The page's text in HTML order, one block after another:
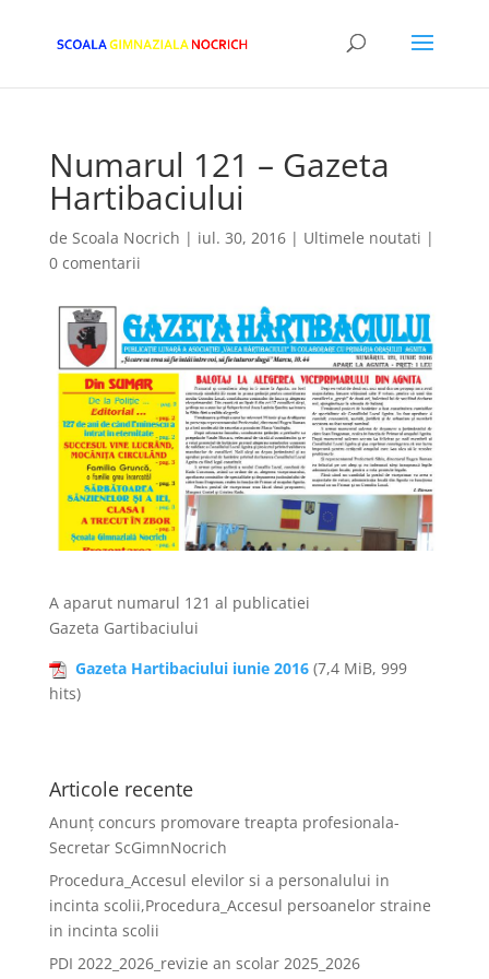
Numarul 121 – Gazeta
Hartibaciului
de Scoala Nocrich | iul. 30, 2016| Ultimele noutati |
0 comentarii
A aparut numarul 121 al publicatiei
Gazeta Gartibaciului
Gazeta Hartibaciului iunie 2016(7,4 MiB, 999
hits)
Articole recente
Anunț concurs promovare treapta profesionala-
Secretar ScGimnNocrich
Procedura_Accesul elevilor si a personalului in
incinta scolii,Procedura_Accesul persoanelor straine
in incinta scolii
PDI 2022_2026_revizie an scolar 2025_2026